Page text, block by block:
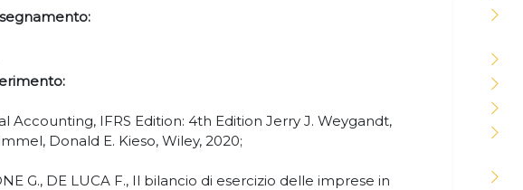
Accounting, IFRS Edition: 4th Edition Jerry J. Weygandt,
Donald E. Kieso, Wiley, 2020;
G., DE LUCA F., Il bilancio di esercizio delle imprese in